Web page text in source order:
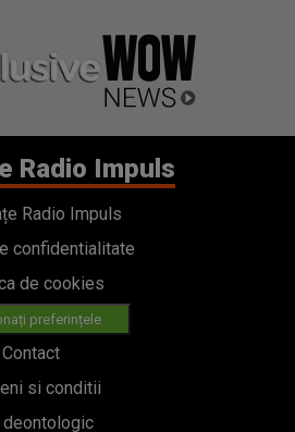
Radio Impuls
Radio Impuls
confidentialitate
de cookies
preferințele
Contact
si conditii
deontologic